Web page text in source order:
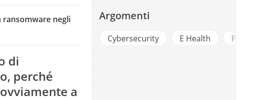
ransomware negli
di
perché
a
Argomenti
Cybersecurity E Health Privacy